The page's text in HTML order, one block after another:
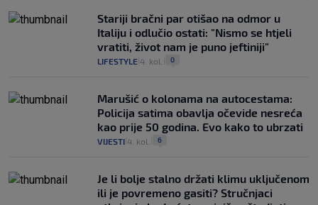
Stariji bračni par otišao na odmor u
Italiju i odlučio ostati: "Nismo se htjeli
vratiti, život nam je puno jeftiniji"
LIFESTYLE 4. kol. 0
Marušić o kolonama na autocestama:
Policija satima obavlja očevide nesreća
kao prije 50 godina. Evo kako to ubrzati
VIJESTI 4. kol. 6
Je li bolje stalno držati klimu uključenom
ili je povremeno gasiti? Stručnjaci